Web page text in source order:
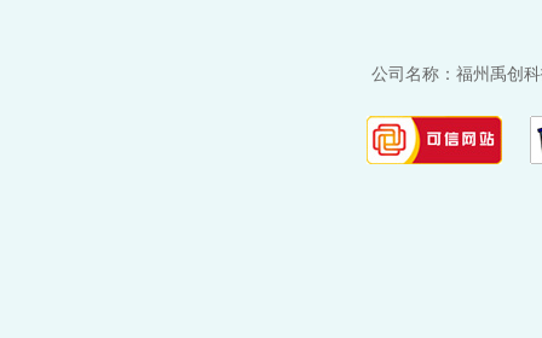
公司名称：福州禹创